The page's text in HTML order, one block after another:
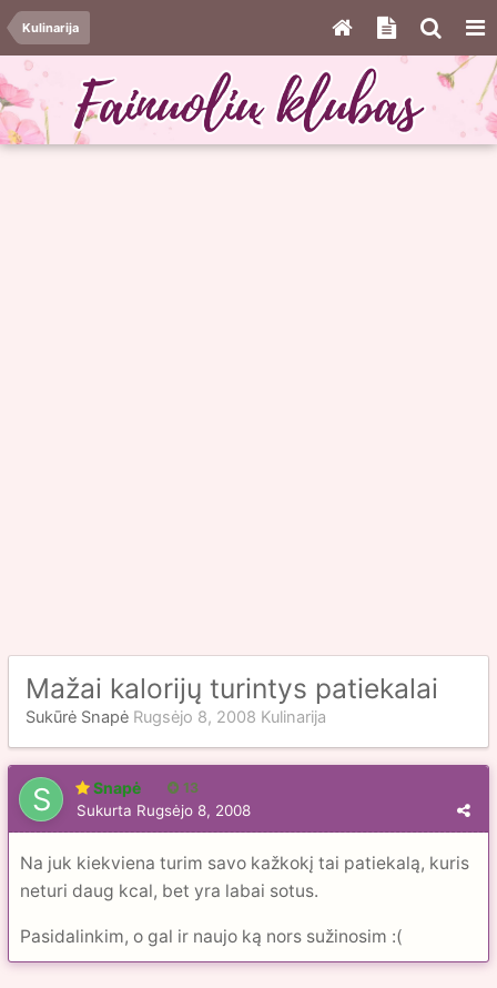
Kulinarija
Mažai kalorijų turintys patiekalai
Sukūrė Snapė Rugsėjo 8, 2008 Kulinarija
Snapė 13
Sukurta Rugsėjo 8, 2008
Na juk kiekviena turim savo kažkokį tai patiekalą, kuris
neturi daug kcal, bet yra labai sotus.
Pasidalinkim, o gal ir naujo ką nors sužinosim :(